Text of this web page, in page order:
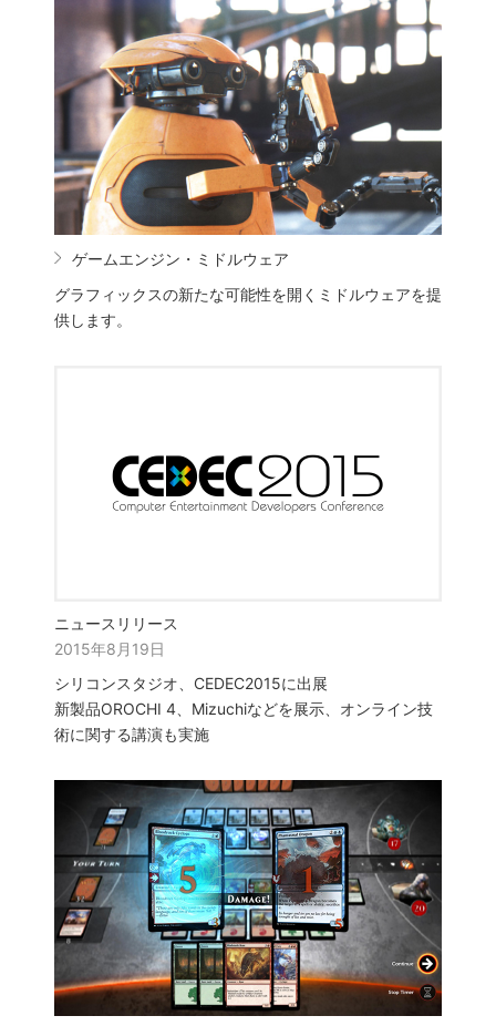
ゲームエンジン・ミドルウェア
グラフィックスの新たな可能性を開くミドルウェアを提
供します。
ニュースリリース
2015年8月19日
シリコンスタジオ、CEDEC2015に出展
新製品OROCHI 4、Mizuchiなどを展示、オンライン技
術に関する講演も実施